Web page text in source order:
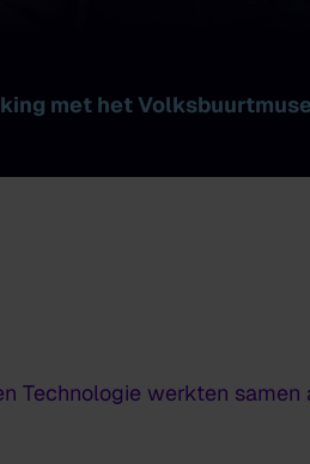
met het
Technologie werkten samen